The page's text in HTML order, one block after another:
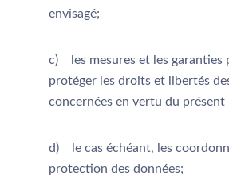
envisagé;
c) les mesures et les garanties
protéger les droits et libertés
concernées en vertu du présent
d) le cas échéant, les
protection des données;